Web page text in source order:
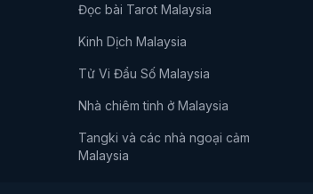
Đọc bài Tarot Malaysia
Kinh Dịch Malaysia
Tử Vi Đẩu Số Malaysia
Nhà chiêm tinh ở Malaysia
Tangki và các nhà ngoại cảm
Malaysia